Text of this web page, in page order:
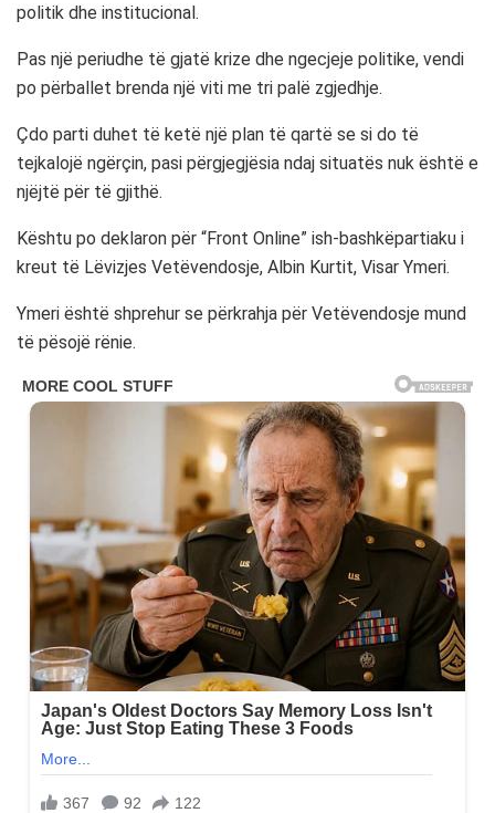
politik dhe institucional.
Pas një periudhe të gjatë krize dhe ngecjeje politike, vendi
po përballet brenda një viti me tri palë zgjedhje.
Çdo parti duhet të ketë një plan të qartë se si do të
tejkalojë ngërçin, pasi përgjegjësia ndaj situatës nuk është e
njëjtë për të gjithë.
Kështu po deklaron për “Front Online” ish-bashkëpartiaku i
kreut të Lëvizjes Vetëvendosje, Albin Kurtit, Visar Ymeri.
Ymeri është shprehur se përkrahja për Vetëvendosje mund
të pësojë rënie.